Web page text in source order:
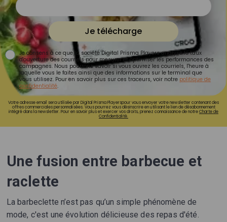
Je télécharge
Je consens à ce que la société Digital Prisma Players analyse le taux
d'ouverture des courriels pour mesurer et optimiser les performances des
campagnes. Nous pourrons savoir si vous ouvrez les courriels, l'heure à
laquelle vous le faites ainsi que des informations sur le terminal que
vous utilisez. Pour en savoir plus sur ces traceurs, voir notre politique de
confidentialité.
Votre adresse email sera utilisée par Digital Prisma Playerspour vous envoyer votre newsletter contenant des
offres commerciales personnalisées. Vous pourrez vous désinscrire en utilisant le lien de désabonnement
intégré dans la newsletter. Pour en savoir plus et exercer vos droits, prenez connaissance de notreCharte de
Confidentialité.
Une fusion entre barbecue et
raclette
La barbeclette n’est pas qu’un simple phénomène de
mode, c'est une évolution délicieuse des repas d'été.